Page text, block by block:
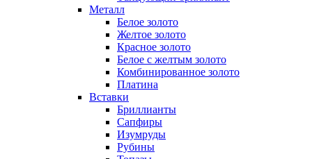
Металл
Белое золото
Желтое золото
Красное золото
Белое с желтым золото
Комбинированное золото
Платина
Вставки
Бриллианты
Сапфиры
Изумруды
Рубины